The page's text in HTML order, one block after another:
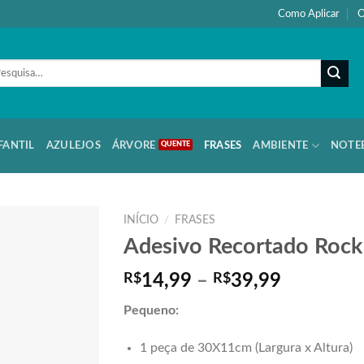
Como Aplicar
AZULEJOS ÁRVORE FRASES AMBIENTE
INÍCIO / FRASES
Adesivo Recortado Rock
R$14,99 – R$39,99Faixa
R$14,99
através
Pequeno:
1 peça de 30X11cm (Largura x Altura)